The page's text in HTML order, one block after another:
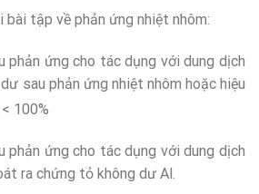
bài tập về phản ứng nhiệt nhôm:
ứng cho tác dụng với dung dịch
sau phản ứng nhiệt nhôm hoặc hiệu
100%
ứng cho tác dụng với dung dịch
ra chứng tỏ không dư Al.